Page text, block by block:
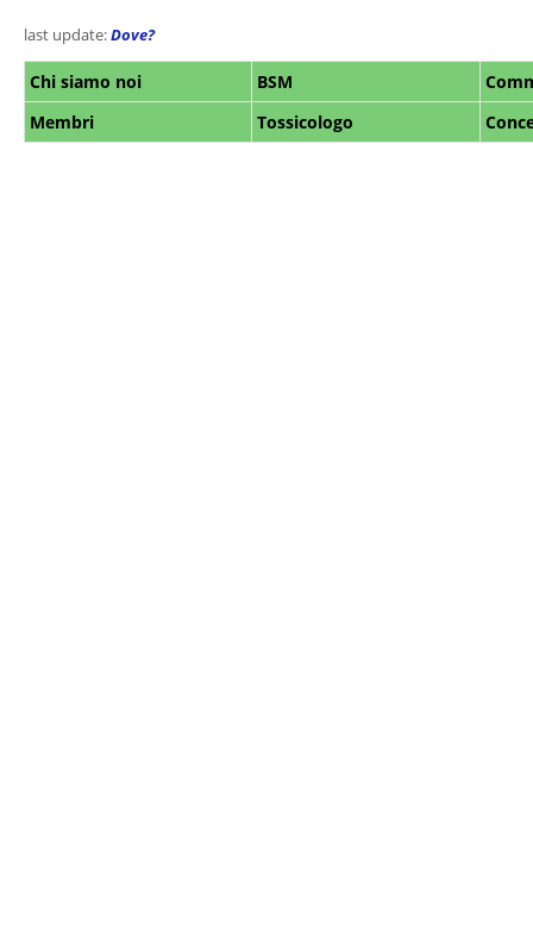
last update:Dove?
Chi siamo noi BSM
Membri
Tossicologo